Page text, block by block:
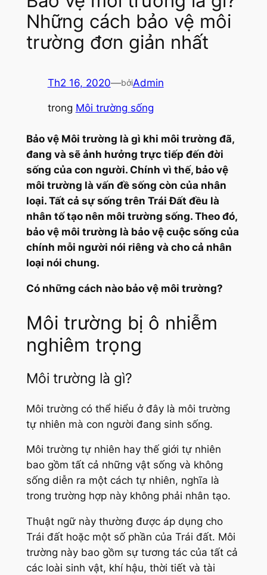
Những cách bảo vệ môi
trường đơn giản nhất
Th2 16, 2020—bởiAdmin
trong Môi trường sống
Bảo vệ Môi trường là gì khi môi trường đã,
đang và sẽ ảnh hưởng trực tiếp đến đời
sống của con người. Chính vì thế, bảo vệ
môi trường là vấn đề sống còn của nhân
loại. Tất cả sự sống trên Trái Đất đều là
nhân tố tạo nên môi trường sống. Theo đó,
bảo vệ môi trường là bảo vệ cuộc sống của
chính mỗi người nói riêng và cho cả nhân
loại nói chung.
Có những cách nào bảo vệ môi trường?
Môi trường bị ô nhiễm
nghiêm trọng
Môi trường là gì?
Môi trường có thể hiểu ở đây là môi trường
tự nhiên mà con người đang sinh sống.
Môi trường tự nhiên hay thế giới tự nhiên
bao gồm tất cả những vật sống và không
sống diễn ra một cách tự nhiên, nghĩa là
trong trường hợp này không phải nhân tạo.
Thuật ngữ này thường được áp dụng cho
Trái đất hoặc một số phần của Trái đất. Môi
trường này bao gồm sự tương tác của tất cả
các loài sinh vật, khí hậu, thời tiết và tài